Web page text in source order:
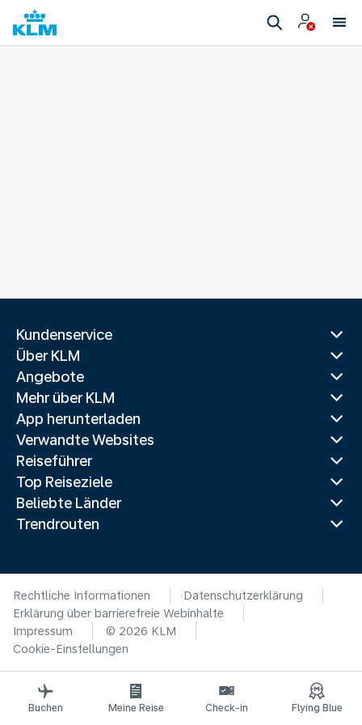
Kundenservice
Über KLM
Angebote
Mehr über KLM
App herunterladen
Verwandte Websites
Reiseführer
Top Reiseziele
Beliebte Länder
Trendrouten
Rechtliche Informationen
Datenschutzerklärung
Erklärung über barrierefreie Webinhalte
Impressum
© 2026 KLM
Cookie-Einstellungen
Buchen Meine Reise Check-in Flying Blue